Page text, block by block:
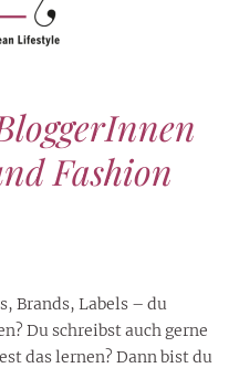
Fashion
Brands, Labels – du
Du schreibst auch gerne
das lernen? Dann bist du